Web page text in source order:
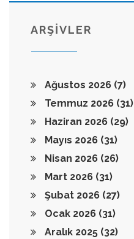
ARŞİVLER
Ağustos 2026 (7)
Temmuz 2026 (31)
Haziran 2026 (29)
Mayıs 2026 (31)
Nisan 2026 (26)
Mart 2026 (31)
Şubat 2026 (27)
Ocak 2026 (31)
Aralık 2025 (32)